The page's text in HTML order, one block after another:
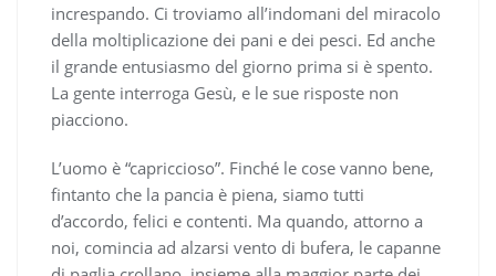
increspando. Ci troviamo all’indomani del miracolo
della moltiplicazione dei pani e dei pesci. Ed anche
il grande entusiasmo del giorno prima si è spento.
La gente interroga Gesù, e le sue risposte non
piacciono.
L’uomo è “capriccioso”. Finché le cose vanno bene,
fintanto che la pancia è piena, siamo tutti
d’accordo, felici e contenti. Ma quando, attorno a
noi, comincia ad alzarsi vento di bufera, le capanne